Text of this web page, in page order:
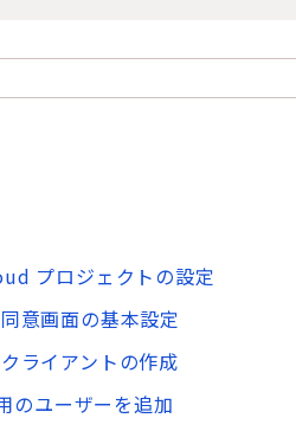
プロジェクトの設定
意画面の基本設定
ライアントの作成
のユーザーを追加